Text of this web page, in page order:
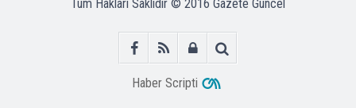
Tüm Hakları Saklıdır © 2016 Gazete Güncel
Haber Scripti